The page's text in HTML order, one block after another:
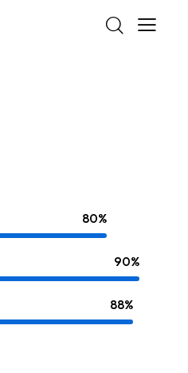
80%
90%
88%